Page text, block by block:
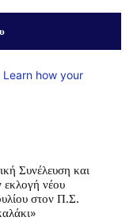
Learn how your
Συνέλευση και
εκλογή νέου
στον Π.Σ.